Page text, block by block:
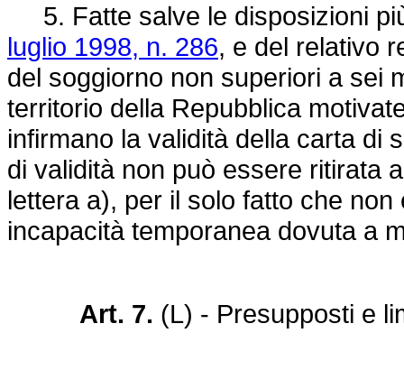
5. Fatte salve le disposizioni
luglio 1998, n. 286, e del relativo
del soggiorno non superiori a sei
territorio della Repubblica
infirmano la validità della carta di
di validità non può essere ritirata
lettera a), per il solo fatto che
incapacità temporanea dovuta a
Art. 7. (L) - Presupposti e